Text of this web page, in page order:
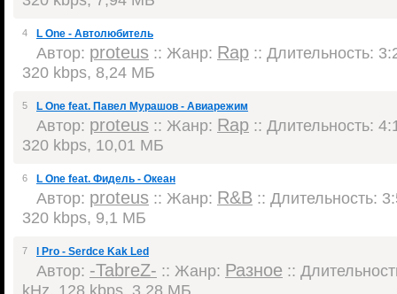
4 L One - Автолюбитель
Автор: proteus :: Жанр: Rap :: Длительность:
320 kbps, 8,24 МБ
5 L One feat. Павел Мурашов - Авиарежим
Автор: proteus :: Жанр: Rap :: Длительность:
320 kbps, 10,01 МБ
6 L One feat. Фидель - Океан
Автор: proteus :: Жанр: R&B :: Длительность:
320 kbps, 9,1 МБ
7 l Pro - Serdce Kak Led
Автор: -TabreZ- :: Жанр: Разное ::
kHz, 128 kbps, 3,28 МБ